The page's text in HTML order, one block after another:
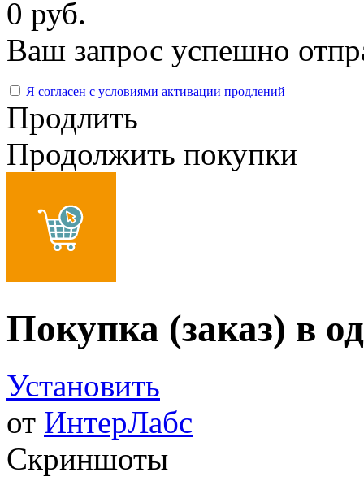
0 руб.
Ваш запрос успешно
Я согласен с условиями активации продлений
Продлить
Продолжить покупки
Покупка (заказ) в
Установить
от ИнтерЛабс
Скриншоты